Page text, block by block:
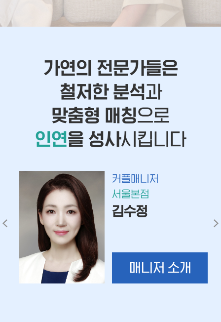
가연의 전문가들은
철저한 분석과
맞춤형 매칭으로
인연을 성사시킵니다
커플매니저
서울본점
김수정
매니저 소개